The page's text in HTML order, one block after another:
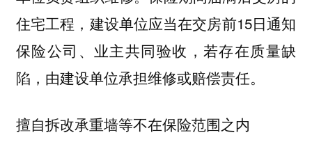
住宅工程，建设单位应当在交房前15日通知
保险公司、业主共同验收，若存在质量缺
陷，由建设单位承担维修或赔偿责任。
擅自拆改承重墙等不在保险范围之内